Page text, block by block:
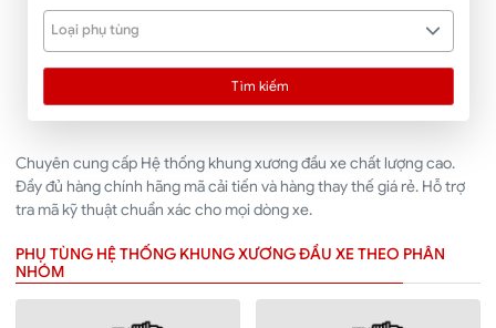
Loại phụ tùng
Tìm kiếm
Chuyên cung cấp Hệ thống khung xương đầu xe chất lượng cao.
Đầy đủ hàng chính hãng mã cải tiến và hàng thay thế giá rẻ. Hỗ trợ
tra mã kỹ thuật chuẩn xác cho mọi dòng xe.
PHỤ TÙNG HỆ THỐNG KHUNG XƯƠNG ĐẦU XE THEO PHÂN
NHÓM